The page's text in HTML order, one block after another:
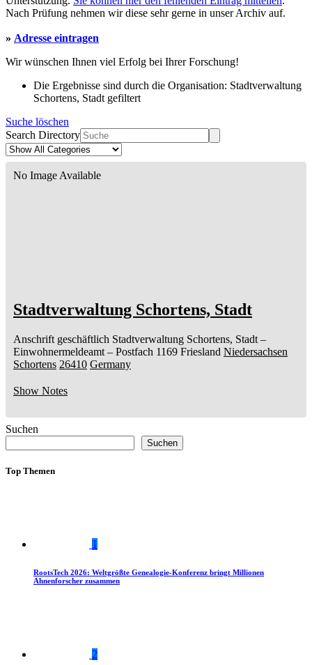
Nach Prüfung nehmen wir diese sehr gerne in unser Archiv auf.
» Adresse eintragen
Wir wünschen Ihnen viel Erfolg bei Ihrer Forschung!
Die Ergebnisse sind durch die Organisation: Stadtverwaltung
Schortens, Stadt gefiltert
Suche löschen
Search Directory
No Image Available
Stadtverwaltung Schortens, Stadt
Anschrift geschäftlich Stadtverwaltung Schortens, Stadt –
Einwohnermeldeamt – Postfach 1169 Friesland Niedersachsen
Schortens 26410 Germany
Show Notes
Suchen
Suchen
Top Themen
1
RootsTech 2026: Weltgrößte Genealogie-Konferenz bringt Millionen
Ahnenforscher zusammen
2